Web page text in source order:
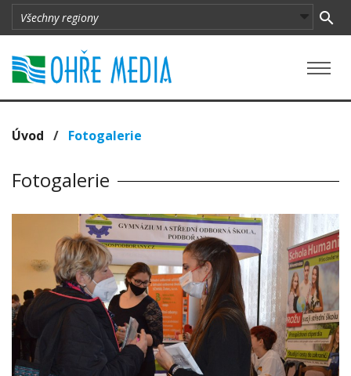
Úvod / Fotogalerie
Fotogalerie